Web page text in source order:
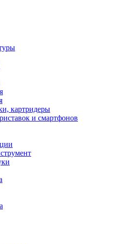
картридеры
и смартфонов